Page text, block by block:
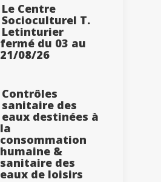
Le Centre
Socioculturel T.
Letinturier
fermé du 03 au
21/08/26
Contrôles
sanitaire des
eaux destinées à
la
consommation
humaine &
sanitaire des
eaux de loisirs